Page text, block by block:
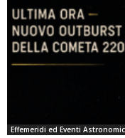
Effemeridi ed Eventi